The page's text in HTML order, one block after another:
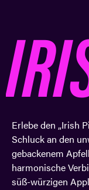
Erlebe den „Irish
Schluck an den
gebackenem
harmonische
süß-würzigen